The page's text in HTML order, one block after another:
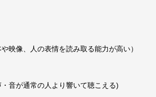
映像、人の表情を読み取る能力が高い）
・音が通常の人より響いて聴こえる)